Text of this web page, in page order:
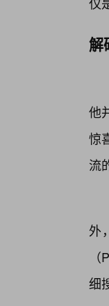
解
他
惊
流
外
细